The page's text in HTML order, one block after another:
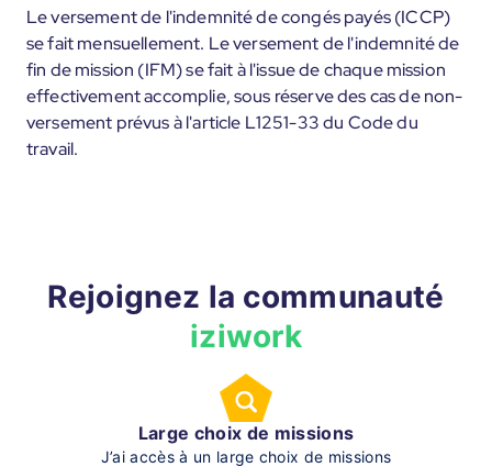
Le versement de l'indemnité de congés payés (ICCP)
se fait mensuellement. Le versement de l'indemnité de
fin de mission (IFM) se fait à l'issue de chaque mission
effectivement accomplie, sous réserve des cas de non-
versement prévus à l'article L1251-33 du Code du
travail.
Rejoignez la communauté
iziwork
Large choix de missions
J’ai accès à un large choix de missions